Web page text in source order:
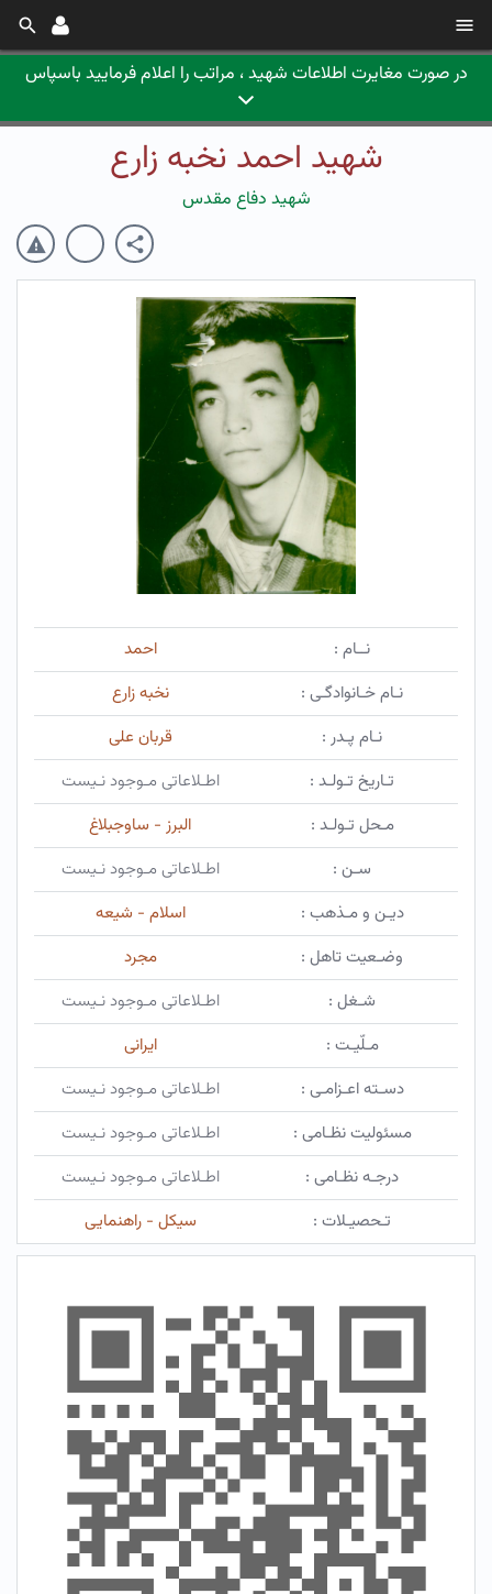
در صورت مغایرت اطلاعات شهید ، مراتب را اعلام فرمایید باسپاس
شهید احمد نخبه زارع
شهید دفاع مقدس
نــام :
احمد
نـام خـانوادگـی :
نخبه زارع
نـام پـدر :
قربان علی
تـاریخ تـولـد :
اطـلاعاتی مـوجود نـیست
مـحل تـولـد :
البرز - ساوجبلاغ
سـن :
اطـلاعاتی مـوجود نـیست
دیـن و مـذهب :
اسلام - شیعه
وضـعیت تاهل :
مجرد
شـغل :
اطـلاعاتی مـوجود نـیست
مـلّیـت :
ایرانی
دسـته اعـزامـی :
اطـلاعاتی مـوجود نـیست
مسئولیت نظـامی :
اطـلاعاتی مـوجود نـیست
درجـه نظـامی :
اطـلاعاتی مـوجود نـیست
تـحصیـلات :
سیکل - راهنمایی